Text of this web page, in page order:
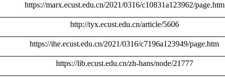
https://marx.ecust.edu.cn/2021/0316/c10831a123962/page.htm
http://tyx.ecust.edu.cn/article/5606
https://ihe.ecust.edu.cn/2021/0316/c7196a123949/page.htm
https://lib.ecust.edu.cn/zh-hans/node/21777